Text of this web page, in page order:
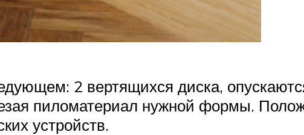
2 вертящихся диска,
пиломатериал нужной формы.
устройств.